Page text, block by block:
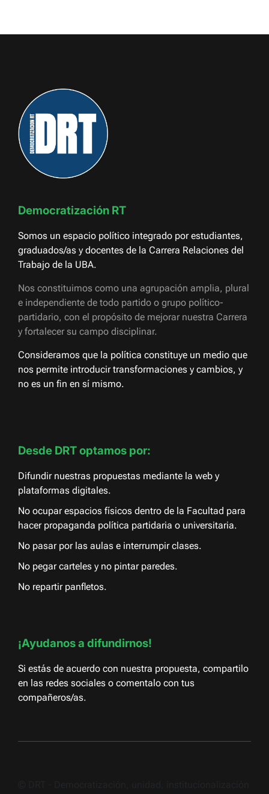
Democratización RT
Somos un espacio político integrado por estudiantes,
graduados/as y docentes de la Carrera Relaciones del
Trabajo de la UBA.
Nos constituimos como una agrupación amplia, plural
e independiente de todo partido o grupo político-
partidario, con el propósito de mejorar nuestra Carrera
y fortalecer su campo disciplinar.
Consideramos que la política constituye un medio que
nos permite introducir transformaciones y cambios, y
no es un fin en sí mismo.
Desde DRT optamos por:
Difundir nuestras propuestas mediante la web y
plataformas digitales.
No ocupar espacios físicos dentro de la Facultad para
hacer propaganda política partidaria o universitaria.
No pasar por las aulas e interrumpir clases.
No pegar carteles y no pintar paredes.
No repartir panfletos.
¡Ayudanos a difundirnos!
Si estás de acuerdo con nuestra propuesta, compartilo
en las redes sociales o comentalo con tus
compañeros/as.